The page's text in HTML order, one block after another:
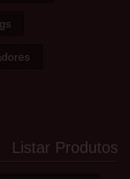
Listar Produtos